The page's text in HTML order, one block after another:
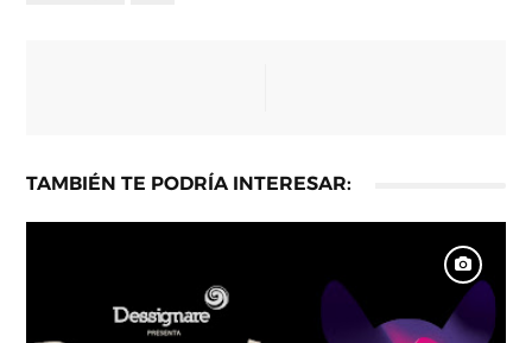
TAMBIÉN TE PODRÍA INTERESAR: